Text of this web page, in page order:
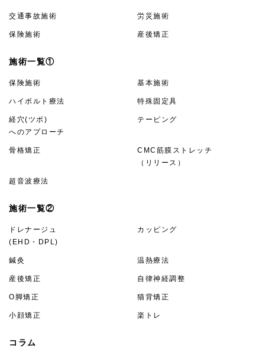
交通事故施術 労災施術
保険施術 産後矯正
施術一覧①
保険施術 基本施術
ハイボルト療法 特殊固定具
経穴(ツボ)
へのアプローチ
テーピング
骨格矯正
CMC筋膜ストレッチ
（リリース）
超音波療法
施術一覧②
ドレナージュ
(EHD・DPL)
カッピング
鍼灸 温熱療法
産後矯正 自律神経調整
O脚矯正 猫背矯正
小顔矯正 楽トレ
コラム